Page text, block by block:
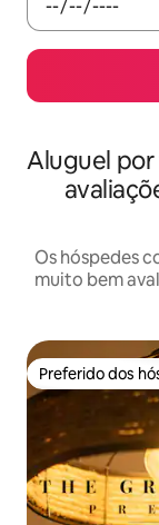
Aluguel
Os hóspedes
muito bem
Preferido dos
Preferido dos